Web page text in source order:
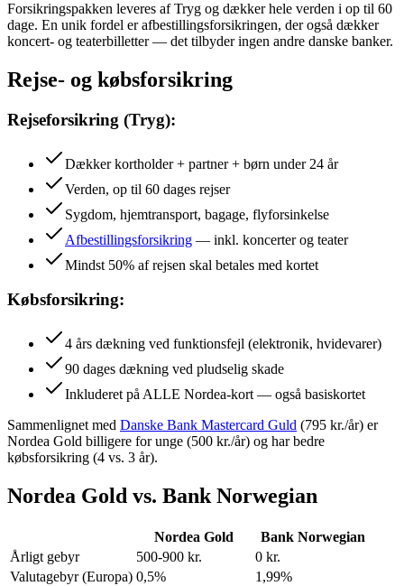
Forsikringspakken leveres af Tryg og dækker hele verden i op til 60
dage. En unik fordel er afbestillingsforsikringen, der også dækker
koncert- og teaterbilletter — det tilbyder ingen andre danske banker.
Rejse- og købsforsikring
Rejseforsikring (Tryg):
Dækker kortholder + partner + børn under 24 år
Verden, op til 60 dages rejser
Sygdom, hjemtransport, bagage, flyforsinkelse
Afbestillingsforsikring — inkl. koncerter og teater
Mindst 50% af rejsen skal betales med kortet
Købsforsikring:
4 års dækning ved funktionsfejl (elektronik, hvidevarer)
90 dages dækning ved pludselig skade
Inkluderet på ALLE Nordea-kort — også basiskortet
Sammenlignet med Danske Bank Mastercard Guld (795 kr./år) er
Nordea Gold billigere for unge (500 kr./år) og har bedre
købsforsikring (4 vs. 3 år).
Nordea Gold vs. Bank Norwegian
Nordea Gold
Bank Norwegian
Årligt gebyr
500-900 kr.
0 kr.
Valutagebyr (Europa) 0,5%
1,99%